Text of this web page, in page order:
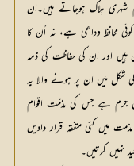
شہری ہلاک ہوجاتے ہیں۔ان
محافظ وداعی ہے، نہ اُن کا
ہیں اور ان کی حفاظت کی ذمہ
شکل میں ان پر ہونے والا یہ
جرم ہے جس کی مذمّت اقوام
میں کئی متفقہ قرار دادیں
نہیں کرتیں۔